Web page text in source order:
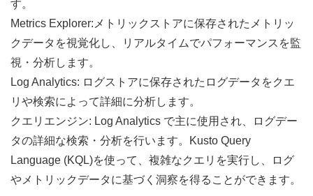
す。
Metrics Explorer:メトリックストアに保存されたメトリッ
クデータを視覚化し、リアルタイムでパフォーマンスを監
視・分析します。
Log Analytics: ログストアに保存されたログデータをクエ
リや検索によって詳細に分析します。
クエリエンジン: Log Analytics で主に使用され、ログデー
タの詳細な検索・分析を行います。Kusto Query
Language (KQL)を使って、複雑なクエリを実行し、ログ
やメトリックデータに基づく洞察を得ることができます。